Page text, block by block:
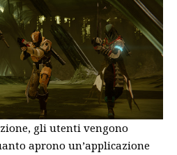
gli utenti vengono
aprono un’applicazione